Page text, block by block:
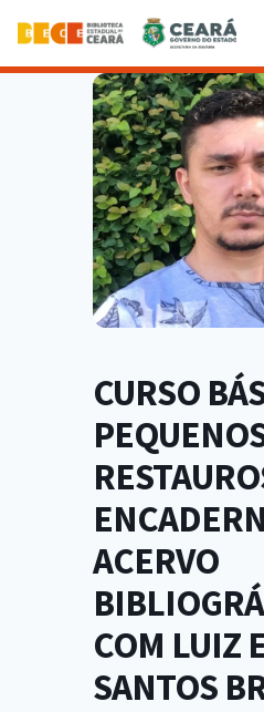
CURSO
ACERVO
COM LUIZ
SANTOS